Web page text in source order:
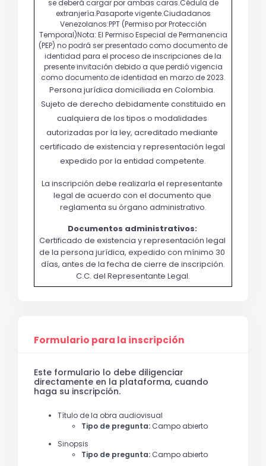
Persona jurídica domiciliada en Colombia.
Sujeto de derecho debidamente constituido en
cualquiera de los tipos o modalidades
autorizadas por la ley, acreditado mediante
certificado de existencia y representación legal
expedido por la entidad competente.
La inscripción debe realizarla el representante
legal de acuerdo con el documento que
reglamenta su órgano administrativo.
Documentos administrativos:
Certificado de existencia y representación legal
de la persona jurídica, expedido con mínimo 30
días, antes de la fecha de cierre de inscripción.
C.C. del Representante Legal.
Formulario para la inscripción
Este formulario lo debe diligenciar
directamente en la plataforma, cuando
haga su inscripción.
Título de la obra audiovisual
Tipo de pregunta: Campo abierto
Sinopsis
Tipo de pregunta: Campo abierto